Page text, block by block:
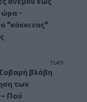
ώρα -
"κόκκινος"
11:49
βλάβη
των
Πού